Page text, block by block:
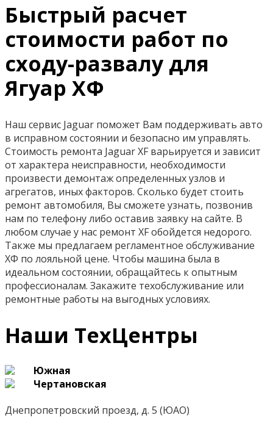
Быстрый расчет
стоимости работ по
сходу-развалу для
Ягуар ХФ
Наш сервис Jaguar поможет Вам поддерживать авто
в исправном состоянии и безопасно им управлять.
Стоимость ремонта Jaguar XF варьируется и зависит
от характера неисправности, необходимости
произвести демонтаж определенных узлов и
агрегатов, иных факторов. Сколько будет стоить
ремонт автомобиля, Вы сможете узнать, позвонив
нам по телефону либо оставив заявку на сайте. В
любом случае у нас ремонт XF обойдется недорого.
Также мы предлагаем регламентное обслуживание
ХФ по лояльной цене. Чтобы машина была в
идеальном состоянии, обращайтесь к опытным
профессионалам. Закажите техобслуживание или
ремонтные работы на выгодных условиях.
Наши ТехЦентры
Южная
Чертановская
Днепропетровский проезд, д. 5 (ЮАО)